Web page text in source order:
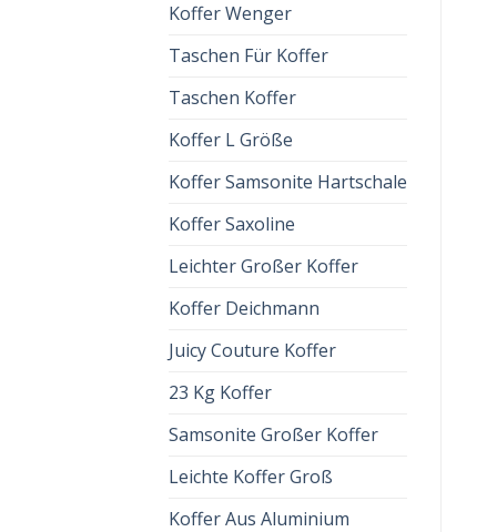
Koffer Wenger
Taschen Für Koffer
Taschen Koffer
Koffer L Größe
Koffer Samsonite Hartschale
Koffer Saxoline
Leichter Großer Koffer
Koffer Deichmann
Juicy Couture Koffer
23 Kg Koffer
Samsonite Großer Koffer
Leichte Koffer Groß
Koffer Aus Aluminium
TROLLEY FÜR KOFFER
58.00